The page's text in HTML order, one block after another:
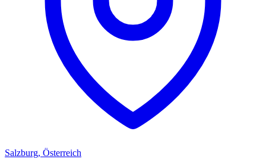
Salzburg, Österreich